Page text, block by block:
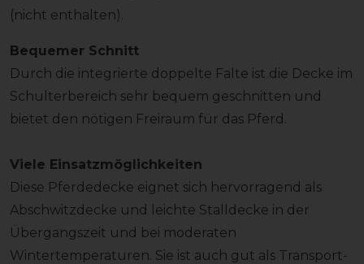
(nicht enthalten).
Bequemer Schnitt
Durch die integrierte doppelte Falte ist die Decke im
Schulterbereich sehr bequem geschnitten und
bietet den nötigen Freiraum für das Pferd.
Viele Einsatzmöglichkeiten
Diese Pferdedecke eignet sich hervorragend als
Abschwitzdecke und leichte Stalldecke in der
Übergangszeit und bei moderaten
Wintertemperaturen. Sie ist auch gut als Transport-